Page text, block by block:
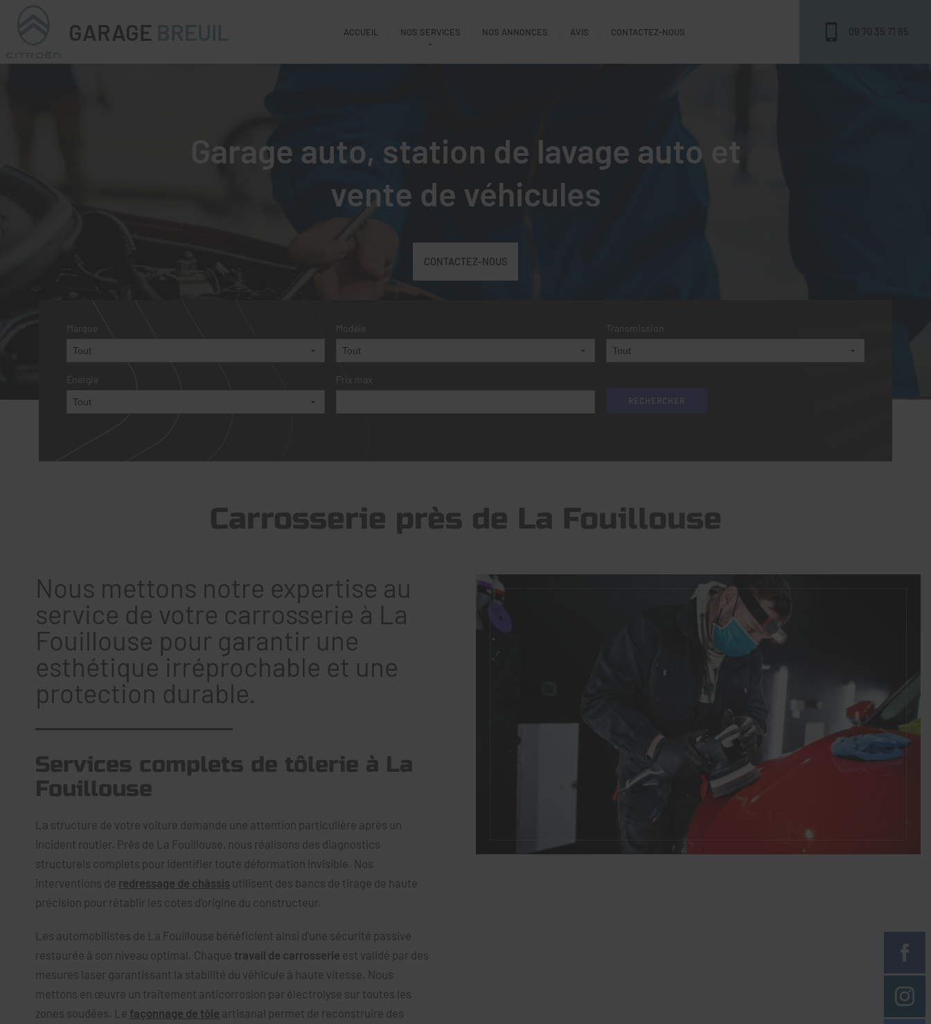
GARAGE ACCUEIL NOS SERVICES NOS ANNONCES AVIS CONTACTEZ-NOUS 09 70 35 71 85
Garage auto, station de lavage auto et
vente de véhicules
CONTACTEZ-NOUS
Marque
Énergie
Modèle
Prix max
Transmission
Carrosserie près de La Fouillouse
Nous mettons notre expertise au
service de votre carrosserie à La
Fouillouse pour garantir une
esthétique irréprochable et une
protection durable.
Services complets de tôlerie à La
Fouillouse
La structure de votre voiture demande une attention particulière après un
incident routier. Près de La Fouillouse, nous réalisons des diagnostics
structurels complets pour identifier toute déformation invisible. Nos
interventions de redressage de châssis utilisent des bancs de tirage de haute
précision pour rétablir les cotes d'origine du constructeur.
Les automobilistes de La Fouillouse bénéficient ainsi d'une sécurité passive
restaurée à son niveau optimal. Chaque travail de carrosserie est validé par des
mesures laser garantissant la stabilité du véhicule à haute vitesse. Nous
mettons en œuvre un traitement anticorrosion par électrolyse sur toutes les
zones soudées. Le façonnage de tôle artisanal permet de reconstruire des